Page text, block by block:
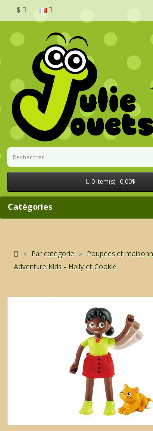
$
0 item(s) - 0,00$
Catégories
Par catégorie
Poupées et
Adventure Kids - Holly et Cookie